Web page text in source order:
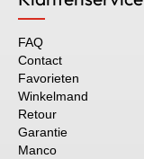
FAQ
Contact
Favorieten
Winkelmand
Retour
Garantie
Manco